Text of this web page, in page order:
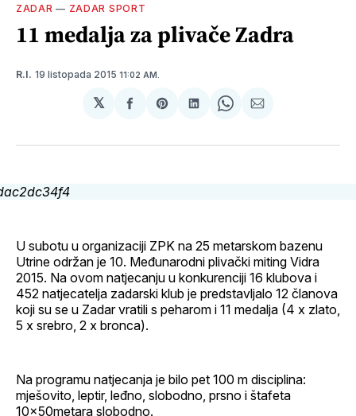
ZADAR — ZADAR SPORT
11 medalja za plivače Zadra
R.I. 19 listopada 2015 11:02 AM.
𝕏
podijeliSharepodijeliSharepodijeli
U subotu u organizaciji ZPK na 25 metarskom bazenu
Utrine održan je 10. Međunarodni plivački miting Vidra
2015. Na ovom natjecanju u konkurenciji 16 klubova i
452 natjecatelja zadarski klub je predstavljalo 12 članova
koji su se u Zadar vratili s peharom i 11 medalja (4 x zlato,
5 x srebro, 2 x bronca).
Na programu natjecanja je bilo pet 100 m disciplina:
mješovito, leptir, leđno, slobodno, prsno i štafeta
10x50metara slobodno.